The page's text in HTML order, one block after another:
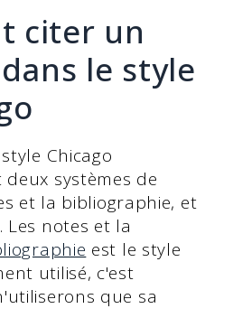
citer un
le style
Chicago
systèmes de
et la bibliographie, et
notes et la
est le style
utilisé, c'est
que sa